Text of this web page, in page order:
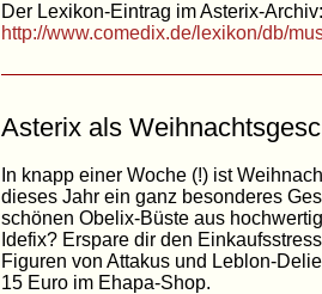
Der Lexikon-Eintrag im Asterix-Archiv:
http://www.comedix.de/lexikon/db/
Asterix als
In knapp einer Woche (!) ist
dieses Jahr ein ganz besonderes
schönen Obelix-Büste aus
Idefix? Erspare dir den
Figuren von Attakus und Leblon-
15 Euro im Ehapa-Shop.